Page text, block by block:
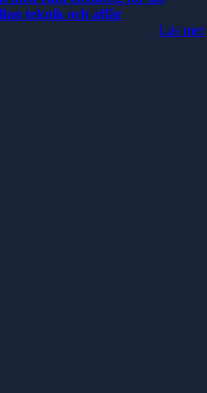
teknik och affär
Läs mer